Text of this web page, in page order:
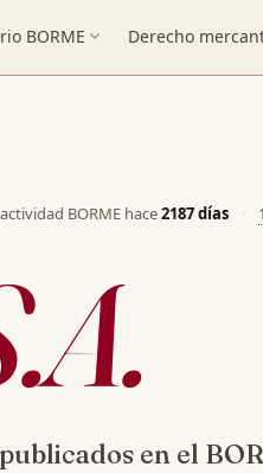
BORME expand_more Derecho
BORME hace2187 días ·
publicados en el